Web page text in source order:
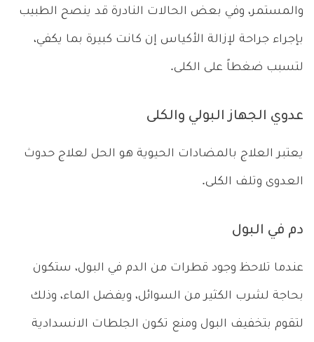
والمستمر، وفي بعض الحالات النادرة قد ينصح الطبيب
بإجراء جراحة لإزالة الأكياس إن كانت كبيرة بما يكفي،
لتسبب ضغطاً على الكلى.
عدوي الجهاز البولي والكلى
يعتبر العلاج بالمضادات الحيوية هو الحل لعلاج حدوث
العدوى وتلف الكلى.
دم في البول
عندما تلاحظ وجود قطرات من الدم في البول، ستكون
بحاجة لشرب الكثير من السوائل، ويفضل الماء، وذلك
لتقوم بتخفيف البول ومنع تكون الجلطات الانسدادية